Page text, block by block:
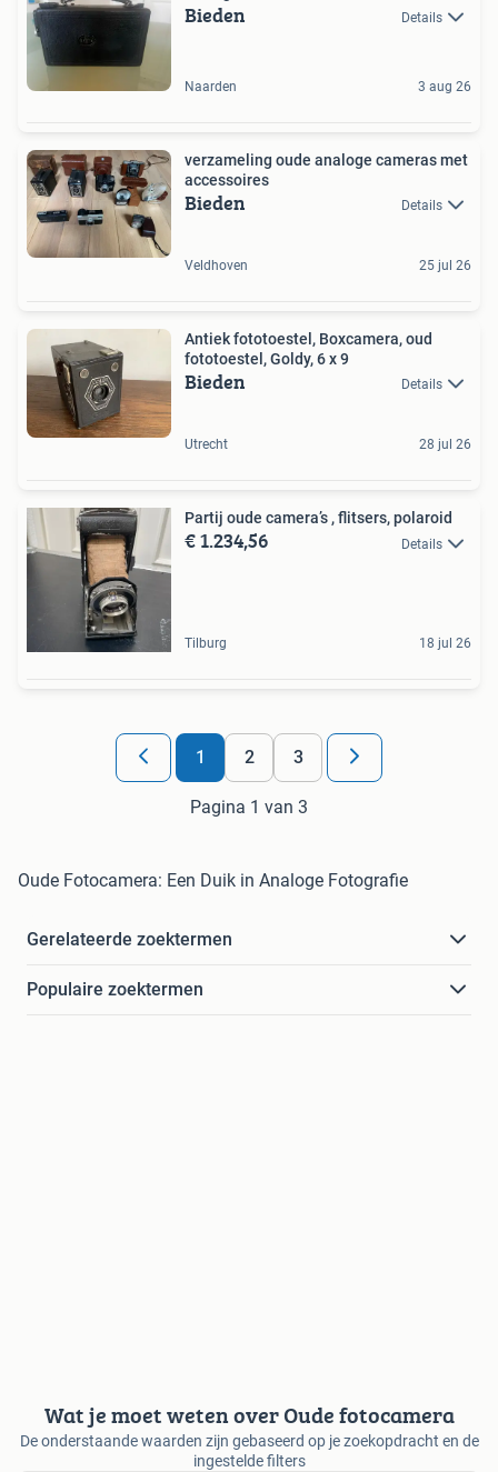
Bieden Details
Naarden 3 aug 26
verzameling oude analoge cameras met
accessoires
Bieden Details
Veldhoven 25 jul 26
Antiek fototoestel, Boxcamera, oud
fototoestel, Goldy, 6 x 9
Bieden Details
Utrecht 28 jul 26
Partij oude camera’s , flitsers, polaroid
€ 1.234,56 Details
Tilburg 18 jul 26
1 2 3
Pagina 1 van 3
Oude Fotocamera: Een Duik in Analoge Fotografie
Gerelateerde zoektermen
Populaire zoektermen
Wat je moet weten over Oude fotocamera
De onderstaande waarden zijn gebaseerd op je zoekopdracht en de
ingestelde filters